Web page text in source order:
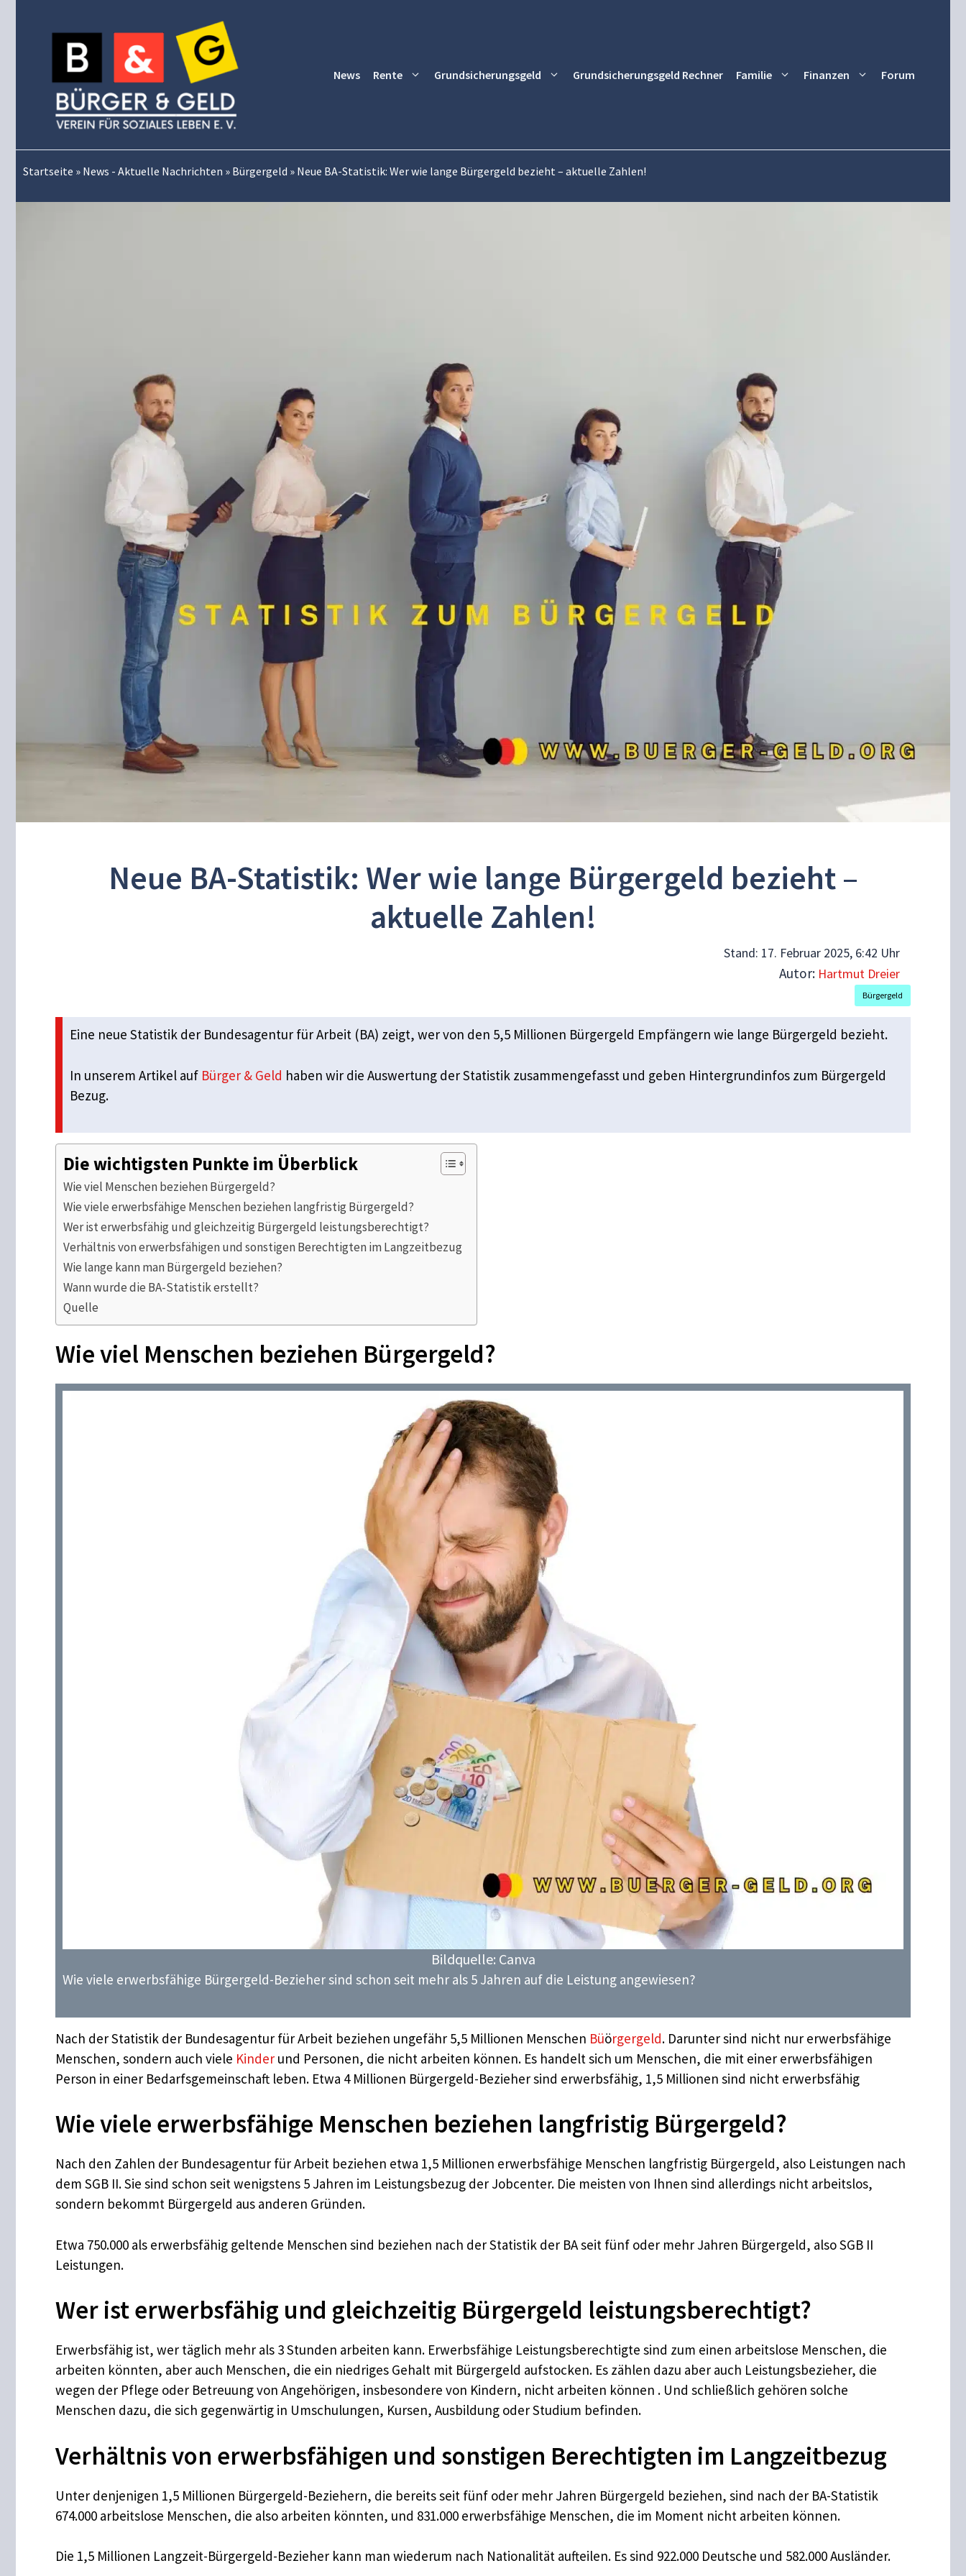
News Rente Grundsicherungsgeld Grundsicherungsgeld Rechner Familie Finanzen Forum
Startseite » News - Aktuelle Nachrichten » Bürgergeld » Neue BA-Statistik: Wer wie lange Bürgergeld bezieht – aktuelle Zahlen!
Neue BA-Statistik: Wer wie lange Bürgergeld bezieht –
aktuelle Zahlen!
Stand: 17. Februar 2025, 6:42 Uhr
Autor: Hartmut Dreier
Bürgergeld
Eine neue Statistik der Bundesagentur für Arbeit (BA) zeigt, wer von den 5,5 Millionen Bürgergeld Empfängern wie lange Bürgergeld bezieht.
In unserem Artikel auf Bürger & Geld haben wir die Auswertung der Statistik zusammengefasst und geben Hintergrundinfos zum Bürgergeld
Bezug.
Die wichtigsten Punkte im Überblick
Wie viel Menschen beziehen Bürgergeld?
Wie viele erwerbsfähige Menschen beziehen langfristig Bürgergeld?
Wer ist erwerbsfähig und gleichzeitig Bürgergeld leistungsberechtigt?
Verhältnis von erwerbsfähigen und sonstigen Berechtigten im Langzeitbezug
Wie lange kann man Bürgergeld beziehen?
Wann wurde die BA-Statistik erstellt?
Quelle
Wie viel Menschen beziehen Bürgergeld?
Bildquelle: Canva
Wie viele erwerbsfähige Bürgergeld-Bezieher sind schon seit mehr als 5 Jahren auf die Leistung angewiesen?
Nach der Statistik der Bundesagentur für Arbeit beziehen ungefähr 5,5 Millionen Menschen Büörgergeld. Darunter sind nicht nur erwerbsfähige
Menschen, sondern auch viele Kinder und Personen, die nicht arbeiten können. Es handelt sich um Menschen, die mit einer erwerbsfähigen
Person in einer Bedarfsgemeinschaft leben. Etwa 4 Millionen Bürgergeld-Bezieher sind erwerbsfähig, 1,5 Millionen sind nicht erwerbsfähig
Wie viele erwerbsfähige Menschen beziehen langfristig Bürgergeld?
Nach den Zahlen der Bundesagentur für Arbeit beziehen etwa 1,5 Millionen erwerbsfähige Menschen langfristig Bürgergeld, also Leistungen nach
dem SGB II. Sie sind schon seit wenigstens 5 Jahren im Leistungsbezug der Jobcenter. Die meisten von Ihnen sind allerdings nicht arbeitslos,
sondern bekommt Bürgergeld aus anderen Gründen.
Etwa 750.000 als erwerbsfähig geltende Menschen sind beziehen nach der Statistik der BA seit fünf oder mehr Jahren Bürgergeld, also SGB II
Leistungen.
Wer ist erwerbsfähig und gleichzeitig Bürgergeld leistungsberechtigt?
Erwerbsfähig ist, wer täglich mehr als 3 Stunden arbeiten kann. Erwerbsfähige Leistungsberechtigte sind zum einen arbeitslose Menschen, die
arbeiten könnten, aber auch Menschen, die ein niedriges Gehalt mit Bürgergeld aufstocken. Es zählen dazu aber auch Leistungsbezieher, die
wegen der Pflege oder Betreuung von Angehörigen, insbesondere von Kindern, nicht arbeiten können . Und schließlich gehören solche
Menschen dazu, die sich gegenwärtig in Umschulungen, Kursen, Ausbildung oder Studium befinden.
Verhältnis von erwerbsfähigen und sonstigen Berechtigten im Langzeitbezug
Unter denjenigen 1,5 Millionen Bürgergeld-Beziehern, die bereits seit fünf oder mehr Jahren Bürgergeld beziehen, sind nach der BA-Statistik
674.000 arbeitslose Menschen, die also arbeiten könnten, und 831.000 erwerbsfähige Menschen, die im Moment nicht arbeiten können.
Die 1,5 Millionen Langzeit-Bürgergeld-Bezieher kann man wiederum nach Nationalität aufteilen. Es sind 922.000 Deutsche und 582.000 Ausländer.